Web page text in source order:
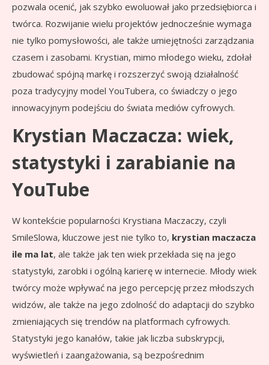
pozwala ocenić, jak szybko ewoluował jako przedsiębiorca i
twórca. Rozwijanie wielu projektów jednocześnie wymaga
nie tylko pomysłowości, ale także umiejętności zarządzania
czasem i zasobami. Krystian, mimo młodego wieku, zdołał
zbudować spójną markę i rozszerzyć swoją działalność
poza tradycyjny model YouTubera, co świadczy o jego
innowacyjnym podejściu do świata mediów cyfrowych.
Krystian Maczacza: wiek,
statystyki i zarabianie na
YouTube
W kontekście popularności Krystiana Maczaczy, czyli
SmileSlowa, kluczowe jest nie tylko to, krystian maczacza
ile ma lat, ale także jak ten wiek przekłada się na jego
statystyki, zarobki i ogólną karierę w internecie. Młody wiek
twórcy może wpływać na jego percepcję przez młodszych
widzów, ale także na jego zdolność do adaptacji do szybko
zmieniających się trendów na platformach cyfrowych.
Statystyki jego kanałów, takie jak liczba subskrypcji,
wyświetleń i zaangażowania, są bezpośrednim